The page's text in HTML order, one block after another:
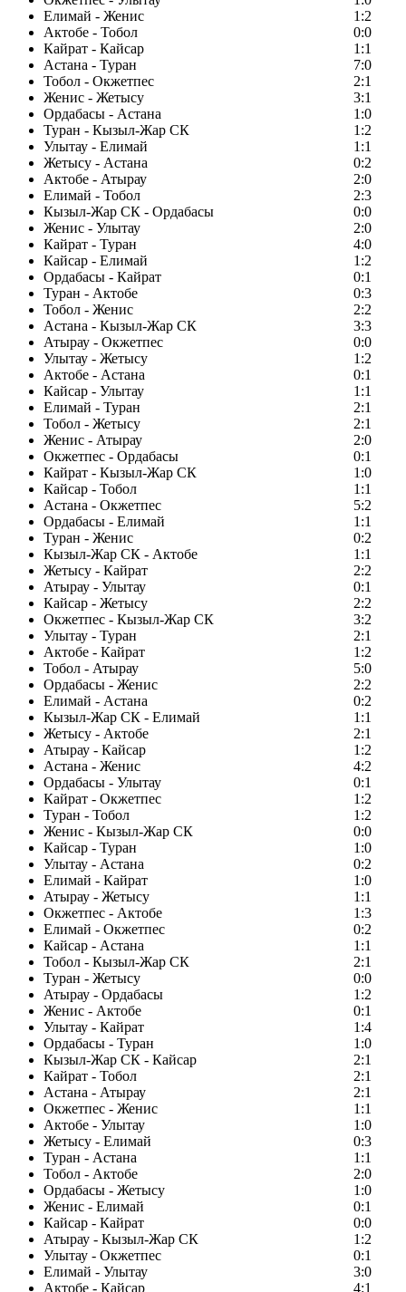
Елимай - Женис
1:2
Актобе - Тобол
0:0
Кайрат - Кайсар
1:1
Астана - Туран
7:0
Тобол - Окжетпес
2:1
Женис - Жетысу
3:1
Ордабасы - Астана
1:0
Туран - Кызыл-Жар СК
1:2
Улытау - Елимай
1:1
Жетысу - Астана
0:2
Актобе - Атырау
2:0
Елимай - Тобол
2:3
Кызыл-Жар СК - Ордабасы
0:0
Женис - Улытау
2:0
Кайрат - Туран
4:0
Кайсар - Елимай
1:2
Ордабасы - Кайрат
0:1
Туран - Актобе
0:3
Тобол - Женис
2:2
Астана - Кызыл-Жар СК
3:3
Атырау - Окжетпес
0:0
Улытау - Жетысу
1:2
Актобе - Астана
0:1
Кайсар - Улытау
1:1
Елимай - Туран
2:1
Тобол - Жетысу
2:1
Женис - Атырау
2:0
Окжетпес - Ордабасы
0:1
Кайрат - Кызыл-Жар СК
1:0
Кайсар - Тобол
1:1
Астана - Окжетпес
5:2
Ордабасы - Елимай
1:1
Туран - Женис
0:2
Кызыл-Жар СК - Актобе
1:1
Жетысу - Кайрат
2:2
Атырау - Улытау
0:1
Кайсар - Жетысу
2:2
Окжетпес - Кызыл-Жар СК
3:2
Улытау - Туран
2:1
Актобе - Кайрат
1:2
Тобол - Атырау
5:0
Ордабасы - Женис
2:2
Елимай - Астана
0:2
Кызыл-Жар СК - Елимай
1:1
Жетысу - Актобе
2:1
Атырау - Кайсар
1:2
Астана - Женис
4:2
Ордабасы - Улытау
0:1
Кайрат - Окжетпес
1:2
Туран - Тобол
1:2
Женис - Кызыл-Жар СК
0:0
Кайсар - Туран
1:0
Улытау - Астана
0:2
Елимай - Кайрат
1:0
Атырау - Жетысу
1:1
Окжетпес - Актобе
1:3
Елимай - Окжетпес
0:2
Кайсар - Астана
1:1
Тобол - Кызыл-Жар СК
2:1
Туран - Жетысу
0:0
Атырау - Ордабасы
1:2
Женис - Актобе
0:1
Улытау - Кайрат
1:4
Ордабасы - Туран
1:0
Кызыл-Жар СК - Кайсар
2:1
Кайрат - Тобол
2:1
Астана - Атырау
2:1
Окжетпес - Женис
1:1
Актобе - Улытау
1:0
Жетысу - Елимай
0:3
Туран - Астана
1:1
Тобол - Актобе
2:0
Ордабасы - Жетысу
1:0
Женис - Елимай
0:1
Кайсар - Кайрат
0:0
Атырау - Кызыл-Жар СК
1:2
Улытау - Окжетпес
0:1
Елимай - Улытау
3:0
Актобе - Кайсар
4:1